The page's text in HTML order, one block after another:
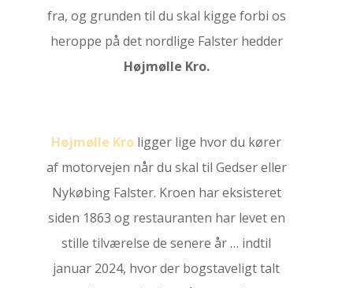
fra, og grunden til du skal kigge forbi os
heroppe på det nordlige Falster hedder
Højmølle Kro.
Højmølle Kro ligger lige hvor du kører
af motorvejen når du skal til Gedser eller
Nykøbing Falster. Kroen har eksisteret
siden 1863 og restauranten har levet en
stille tilværelse de senere år … indtil
januar 2024, hvor der bogstaveligt talt